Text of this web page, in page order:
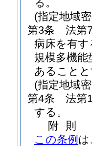
る。
(指定地域
第3条
法第
病床を有
規模多機能
あること
(指定地域
第4条
法第
する。
附 則
この条例 は